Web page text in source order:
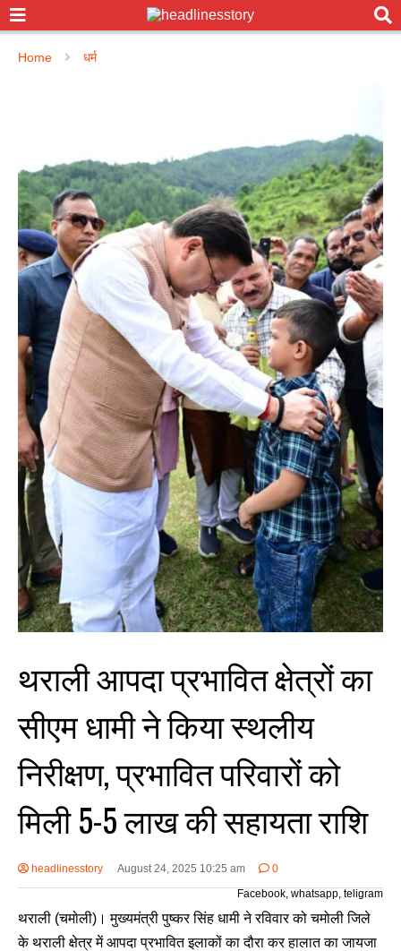
Home धर्म
थराली आपदा प्रभावित क्षेत्रों का
सीएम धामी ने किया स्थलीय
निरीक्षण, प्रभावित परिवारों को
मिली 5-5 लाख की सहायता राशि
headlinesstory August 24, 2025 10:25 am
0
Facebook, whatsapp, teligram
थराली (चमोली)। मुख्यमंत्री पुष्कर सिंह धामी ने रविवार को चमोली जिले
के थराली क्षेत्र में आपदा प्रभावित इलाकों का दौरा कर हालात का जायजा